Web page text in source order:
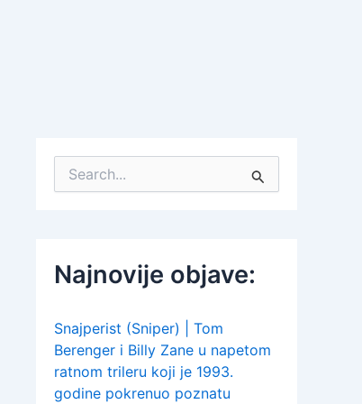
:
Najnovije objave:
Snajperist (Sniper) | Tom
Berenger i Billy Zane u napetom
ratnom trileru koji je 1993.
godine pokrenuo poznatu